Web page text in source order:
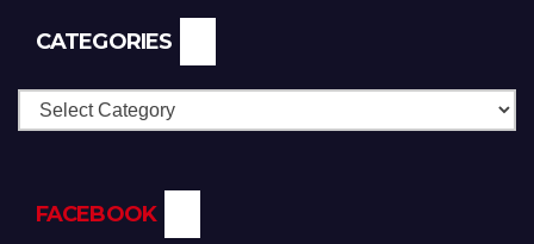
CATEGORIES
Categories
FACEBOOK